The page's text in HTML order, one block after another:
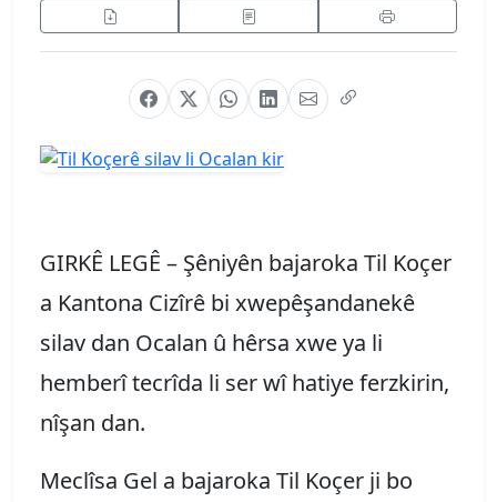
GIRKÊ LEGÊ – Şêniyên bajaroka Til Koçer
a Kantona Cizîrê bi xwepêşandanekê
silav dan Ocalan û hêrsa xwe ya li
hemberî tecrîda li ser wî hatiye ferzkirin,
nîşan dan.
Meclîsa Gel a bajaroka Til Koçer ji bo